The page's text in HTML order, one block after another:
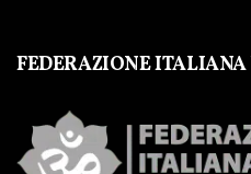
FEDERAZIONE ITALIANA